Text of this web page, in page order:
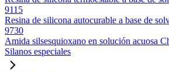
9115
Resina de silicona autocurable a base de
9730
Amida silsesquioxano en solución acuosa
Silanos especiales